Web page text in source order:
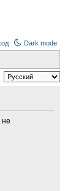
Dark mode
не